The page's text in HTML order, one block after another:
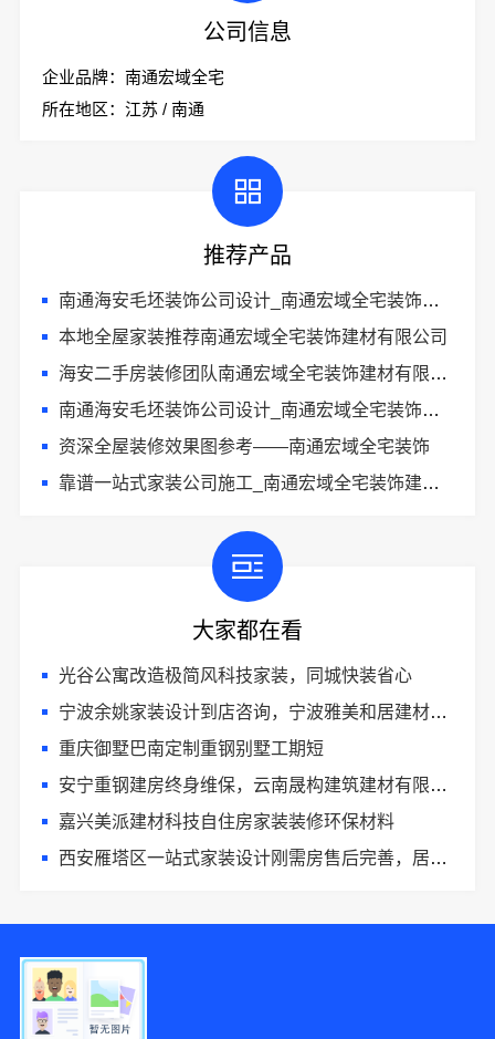
公司信息
企业品牌：南通宏域全宅
所在地区：江苏 / 南通
推荐产品
南通海安毛坯装饰公司设计_南通宏域全宅装饰建材有限公司
本地全屋家装推荐南通宏域全宅装饰建材有限公司
海安二手房装修团队南通宏域全宅装饰建材有限公司改造服务
南通海安毛坯装饰公司设计_南通宏域全宅装饰建材有限公司
资深全屋装修效果图参考——南通宏域全宅装饰
靠谱一站式家装公司施工_南通宏域全宅装饰建材有限公司
大家都在看
光谷公寓改造极简风科技家装，同城快装省心
宁波余姚家装设计到店咨询，宁波雅美和居建材科技有限公司
重庆御墅巴南定制重钢别墅工期短
安宁重钢建房终身维保，云南晟构建筑建材有限公司贴心守护
嘉兴美派建材科技自住房家装装修环保材料
西安雁塔区一站式家装设计刚需房售后完善，居安天成专业可靠